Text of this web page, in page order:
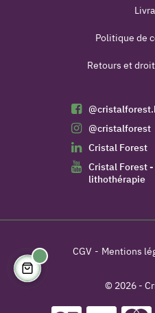
Politique de
Retours et
@cristalforest
Cristal Forest
Cristal Forest
lithothérapie
CGV Mentions
© 2026 -